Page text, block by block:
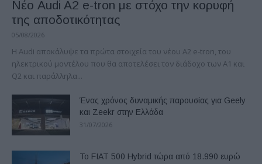
Νέο Audi A2 e-tron με στόχο την κορυφή
της αποδοτικότητας
05/08/2026
Η Audi αποκάλυψε τα πρώτα στοιχεία του νέου A2 e-tron, του
ηλεκτρικού μοντέλου που θα αποτελέσει τον διάδοχο των A1 και
Q2 και παράλληλα...
Ένας χρόνος δυναμικής παρουσίας για Geely
και Zeekr στην Ελλάδα
31/07/2026
Το FIAT 500 Hybrid τώρα από 18.990 ευρώ